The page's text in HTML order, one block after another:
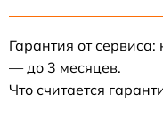
Гарантия от
— до 3 месяцев.
Что считается